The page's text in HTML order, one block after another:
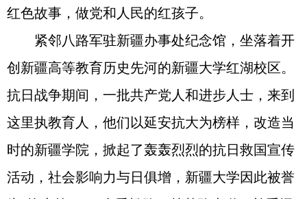
红色故事，做党和人民的红孩子。
紧邻八路军驻新疆办事处纪念馆，坐落着开
创新疆高等教育历史先河的新疆大学红湖校区。
抗日战争期间，一批共产党人和进步人士，来到
这里执教育人，他们以延安抗大为榜样，改造当
时的新疆学院，掀起了轰轰烈烈的抗日救国宣传
活动，社会影响力与日俱增，新疆大学因此被誉